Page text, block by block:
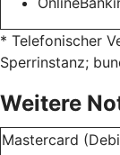
* Telefonischer
Sperrinstanz;
Weitere
Mastercard